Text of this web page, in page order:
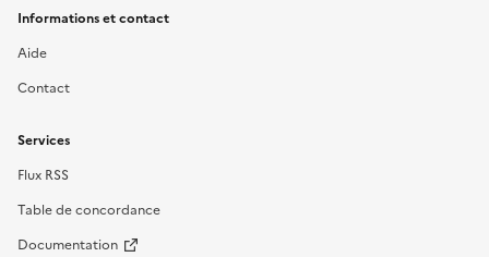
Informations et contact
Aide
Contact
Services
Flux RSS
Table de concordance
Documentation